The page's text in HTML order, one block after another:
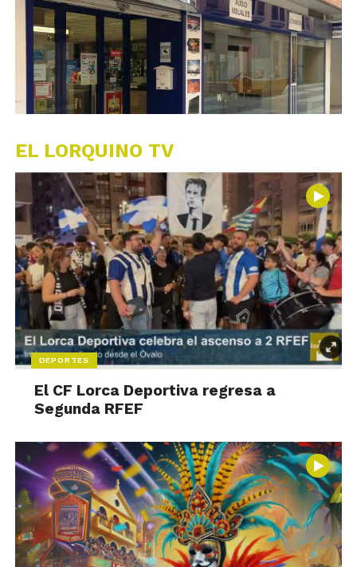
EL LORQUINO TV
DEPORTES
El CF Lorca Deportiva regresa a
Segunda RFEF